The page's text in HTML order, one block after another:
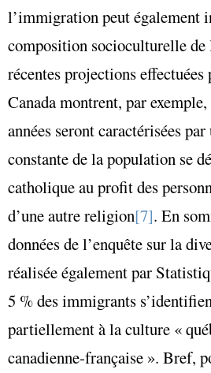
l’immigration peut également
composition socioculturelle de
récentes projections
Canada montrent, par
années seront caractérisées
constante de la population se
catholique au profit des
d’une autre religion[7]. En
données de l’enquête sur la
réalisée également par
5 % des immigrants
partiellement à la culture «
canadienne-française ». Bref,